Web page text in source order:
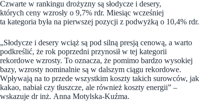
Czwarte w rankingu drożyzny są słodycze i desery,
których ceny wzrosły o 9,7% rdr. Miesiąc wcześniej
ta kategoria była na pierwszej pozycji z podwyżką o 10,4% rdr.
„Słodycze i desery wciąż są pod silną presją cenową, a warto
podkreślić, że rok poprzedni przynosił w tej kategorii
rekordowe wzrosty. To oznacza, że pomimo bardzo wysokiej
bazy, wzrosty nominalnie są w dalszym ciągu rekordowe.
Wpływają na to przede wszystkim koszty takich surowców, jak
kakao, nabiał czy tłuszcze, ale również koszty energii” –
wskazuje dr inż. Anna Motylska-Kuźma.